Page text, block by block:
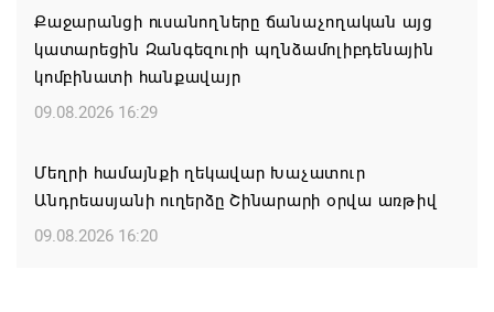
Քաջարանցի ուսանողները ճանաչողական այց
կատարեցին Զանգեզուրի պղնձամոլիբդենային
կոմբինատի հանքավայր
09.08.2026 16:29
Մեղրի համայնքի ղեկավար Խաչատուր
Անդրեասյանի ուղերձը Շինարարի օրվա առթիվ
09.08.2026 16:20